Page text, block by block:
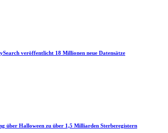
veröffentlicht 18 Millionen neue Datensätze
über Halloween zu über 1,5 Milliarden Sterberegistern